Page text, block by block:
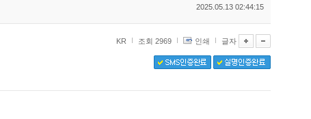
2025.05.13 02:44:15
KR 조회 2969 인쇄 글자